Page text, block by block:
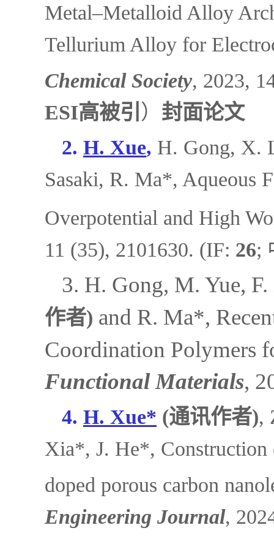
Metal–Metalloid Alloy
Tellurium Alloy for
Chemical Society, 2023,
ESI高被引 ） 封面论文
2. H. Xue, H. Gong, X.
Sasaki, R. Ma*, Aqueous
Overpotential and High
11 (35), 2101630. (IF: 26;
3. H. Gong, M. Yue,
作者) and R. Ma*,
Coordination Polymers
Functional Materials,
4. H. Xue* (通讯作者),
Xia*, J. He*, Construction
doped porous carbon
Engineering Journal,